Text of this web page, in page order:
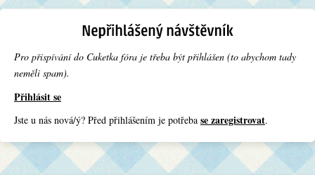
Pro přispívání do Cuketka fóra je třeba být přihlášen (to abychom tady
neměli spam).
Přihlásit se
Jste u nás nová/ý? Před přihlášením je potřeba se zaregistrovat.